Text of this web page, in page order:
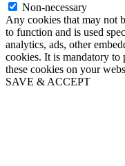
Non-necessary
Any cookies that may not
to function and is used
analytics, ads, other
cookies. It is mandatory to
these cookies on your
SAVE & ACCEPT